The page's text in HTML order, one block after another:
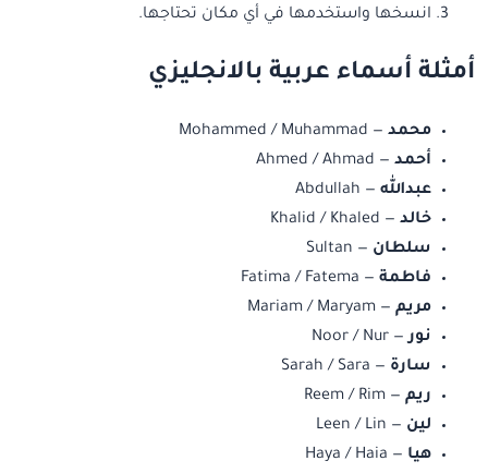
انسخها واستخدمها في أي مكان تحتاجها.
أمثلة أسماء عربية بالانجليزي
محمد — Mohammed / Muhammad
أحمد — Ahmed / Ahmad
عبدالله — Abdullah
خالد — Khalid / Khaled
سلطان — Sultan
فاطمة — Fatima / Fatema
مريم — Mariam / Maryam
نور— Noor / Nur
سارة — Sarah / Sara
ريم — Reem / Rim
لين — Leen / Lin
هيا — Haya / Haia